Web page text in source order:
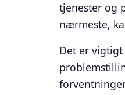
tjenester og
nærmeste,
Det er